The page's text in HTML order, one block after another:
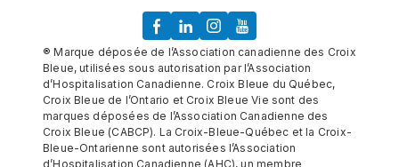
® Marque déposée de l’Association canadienne des Croix
Bleue, utilisées sous autorisation par l’Association
d’Hospitalisation Canadienne. Croix Bleue du Québec,
Croix Bleue de l’Ontario et Croix Bleue Vie sont des
marques déposées de l’Association Canadienne des
Croix Bleue (CABCP). La Croix-Bleue-Québec et la Croix-
Bleue-Ontarienne sont autorisées l’Association
d’Hospitalisation Canadienne (AHC), un membre